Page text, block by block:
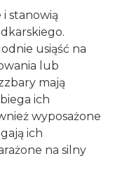
stanowią
usiąść na
lub
mają
ich
wyposażone
ich
na silny